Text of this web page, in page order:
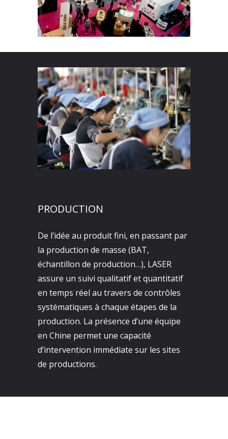
PRODUCTION
De l’idée au produit fini, en passant par
la production de masse (BAT,
échantillon de production…), LASER
assure un suivi qualitatif et quantitatif
en temps réel au travers de contrôles
systématiques à chaque étapes de la
production. La présence d’une équipe
en Chine permet une capacité
d’intervention immédiate sur les sites
de productions.